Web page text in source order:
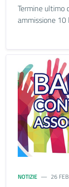
Termine ultimo
ammissione
NOTIZIE 26